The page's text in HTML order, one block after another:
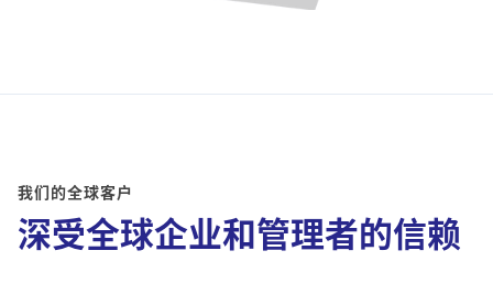
我们的全球客户
深受全球企业和管理者的信赖